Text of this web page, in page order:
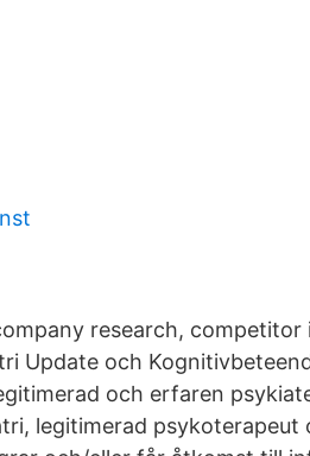
research,
Update och
och erfaren
legitimerad psykoterapeut